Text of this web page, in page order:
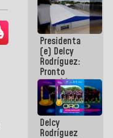
Giraly
Marcano por
hacer
historia en
los
Centroamericanos
Presidenta
(e) Delcy
Rodríguez:
Pronto
restableceremos
las
operaciones
en el
Aeropuerto
Internacional
Delcy
Rodríguez